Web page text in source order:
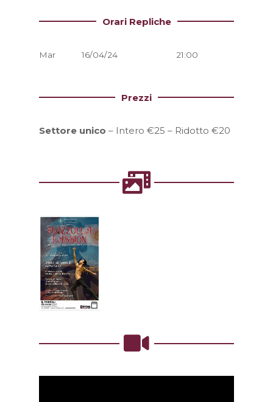
Orari Repliche
Mar 16/04/24 21:00
Prezzi
Settore unico – Intero €25 – Ridotto €20